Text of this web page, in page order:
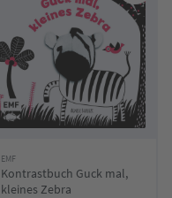
EMF
Kontrastbuch Guck mal,
kleines Zebra